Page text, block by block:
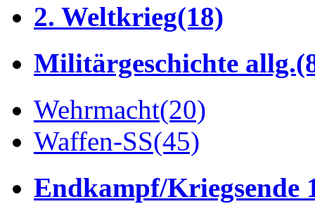
2. Weltkrieg(18)
Militärgeschichte allg.
Wehrmacht(20)
Waffen-SS(45)
Endkampf/Kriegsende